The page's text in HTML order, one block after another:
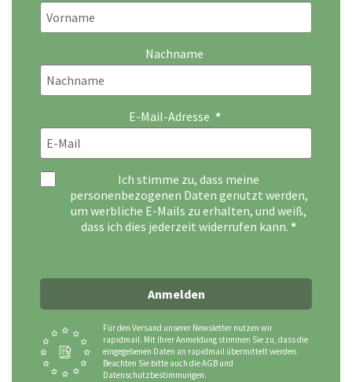
Nachname
E-Mail-Adresse
Ich stimme zu, dass meine
personenbezogenen Daten genutzt werden,
um werbliche E-Mails zu erhalten, und weiß,
dass ich dies jederzeit widerrufen kann.
Anmelden
Für den Versand unserer Newsletter nutzen wir
rapidmail. Mit Ihrer Anmeldung stimmen Sie zu, dass die
eingegebenen Daten an rapidmail übermittelt werden.
Beachten Sie bitte auch die AGB und
Datenschutzbestimmungen.